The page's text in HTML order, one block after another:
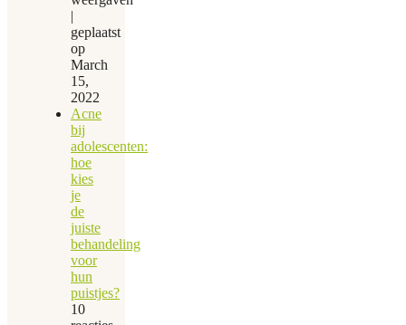
|
geplaatst
op
March
15,
2022
Acne
bij
adolescenten:
hoe
kies
je
de
juiste
behandeling
voor
hun
puistjes?
10